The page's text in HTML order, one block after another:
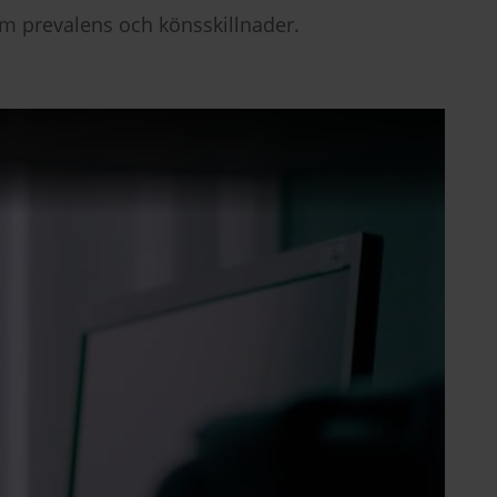
prevalens och könsskillnader.